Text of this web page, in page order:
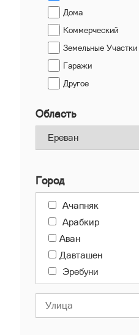
Дома
Коммерческий
Земельные Участки
Гаражи
Другое
Область
Город
Ачапняк
Арабкир
Аван
Давташен
Эребуни
Канакер-Зейтун
Центр
Малатия-